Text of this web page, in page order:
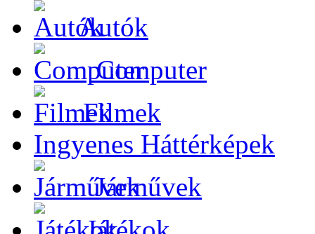
Autók
Computer
Filmek
Ingyenes Háttérképek
Járművek